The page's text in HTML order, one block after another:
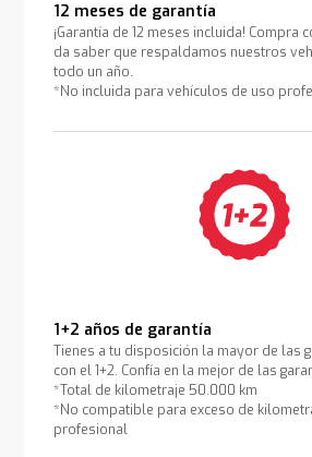
12 meses de garantía
¡Garantía de 12 meses incluida! Compra
da saber que respaldamos nuestros
todo un año.
*No incluida para vehículos de uso
1+2 años de garantía
Tienes a tu disposición la mayor de las
con el 1+2. Confía en la mejor de las
*Total de kilometraje 50.000 km
*No compatible para exceso de
profesional